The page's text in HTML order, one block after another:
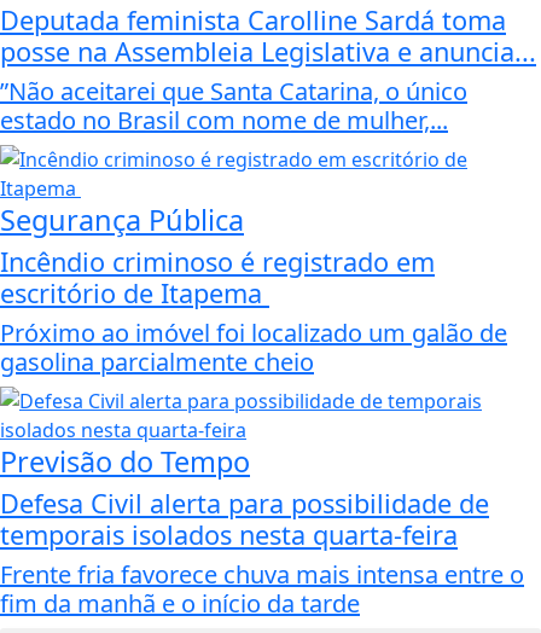
Deputada feminista Carolline Sardá toma
posse na Assembleia Legislativa e anuncia...
”Não aceitarei que Santa Catarina, o único
estado no Brasil com nome de mulher,...
Segurança Pública
Incêndio criminoso é registrado em
escritório de Itapema
Próximo ao imóvel foi localizado um galão de
gasolina parcialmente cheio
Previsão do Tempo
Defesa Civil alerta para possibilidade de
temporais isolados nesta quarta-feira
Frente fria favorece chuva mais intensa entre o
fim da manhã e o início da tarde